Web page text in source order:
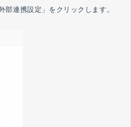
部連携設定」をクリックします。